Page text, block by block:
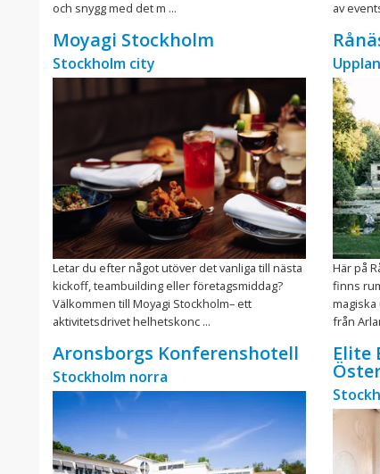
och snygg med det m ...
Moyagi Stockholm
Stockholm city
Letar du efter något utöver det vanliga till nästa
kickoff, teambuilding eller företagsmiddag?
Välkommen till Moyagi Stockholm– ett
aktivitetsdrivet helhetskonc ...
Aronsborgs Konferenshotell
Stockholm norra
av
Här på
finns
från
Elite